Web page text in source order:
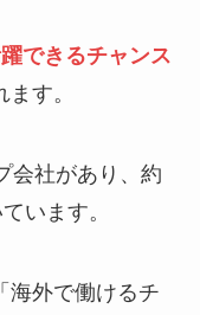
躍できるチャンス
す。
会社があり、約
います。
海外で働けるチ